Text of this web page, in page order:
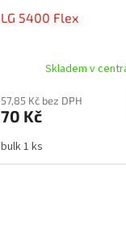
LG 5400 Flex
Skladem v
57,85 Kč bez DPH
70 Kč
bulk 1 ks